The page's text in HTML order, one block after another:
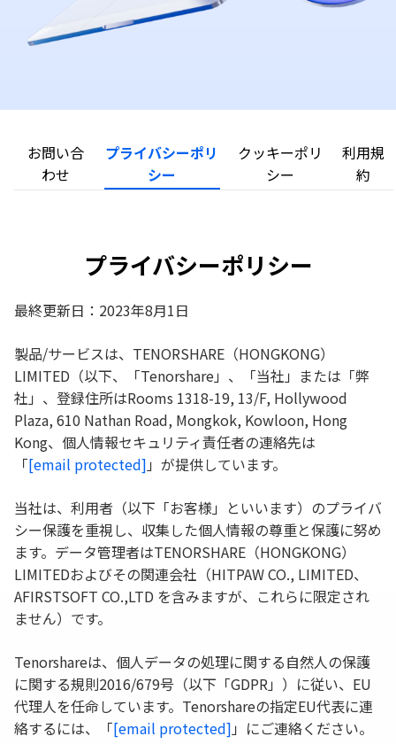
お問い合
わせ
プライバシーポリ
シー
クッキーポリ
シー
利用規
約
プライバシーポリシー
最終更新日：2023年8月1日
製品/サービスは、TENORSHARE（HONGKONG）
LIMITED（以下、「Tenorshare」、「当社」または「弊
社」、登録住所はRooms 1318-19, 13/F, Hollywood
Plaza, 610 Nathan Road, Mongkok, Kowloon, Hong
Kong、個人情報セキュリティ責任者の連絡先は
「[email protected] 」が提供しています。
当社は、利用者（以下「お客様」といいます）のプライバ
シー保護を重視し、収集した個人情報の尊重と保護に努め
ます。データ管理者はTENORSHARE（HONGKONG）
LIMITEDおよびその関連会社（HITPAW CO., LIMITED、
AFIRSTSOFT CO.,LTD を含みますが、これらに限定され
ません）です。
Tenorshareは、個人データの処理に関する自然人の保護
に関する規則2016/679号（以下「GDPR」）に従い、EU
代理人を任命しています。Tenorshareの指定EU代表に連
絡するには、「[email protected] 」にご連絡ください。